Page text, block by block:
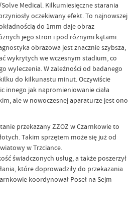
Medical. Kilkumiesięczne starania
oczekiwany efekt. To najnowszej
do 1mm daje obraz
jego stron i pod różnymi kątami.
obrazowa jest znacznie szybsza,
wykrytych we wczesnym stadium, co
wyleczenia. W zależności od badanego
do kilkunastu minut. Oczywiście
innego jak napromieniowanie ciała
ale w nowoczesnej aparaturze jest ono
przekazany ZZOZ w Czarnkowie to
Takim sprzętem może się już od
w Trzciance.
świadczonych usług, a także poszerzył
które doprowadziły do przekazania
koordynował Poseł na Sejm